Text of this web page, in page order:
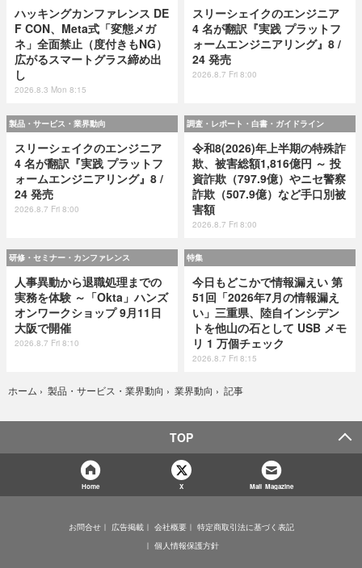
ハッキングカンファレンス DE
F CON、Meta式「変態メガ
ネ」全面禁止（度付きもNG）
広がるスマートグラス締め出
し
2026.8.3 Mon 8:15
スリーシェイクのエンジニア
4 名が翻訳『実践 プラットフ
ォームエンジニアリング』8 /
24 発売
2026.8.7 Fri 8:00
製品・サービス・業界動向
スリーシェイクのエンジニア
4 名が翻訳『実践 プラットフ
ォームエンジニアリング』8 /
24 発売
2026.8.7 Fri 8:00
調査・レポート・白書・ガイドライン
令和8(2026)年上半期の特殊詐
欺、被害総額1,816億円 ～ 投
資詐欺（797.9億）やニセ警察
詐欺（507.9億）など手口別被
害額
2026.8.7 Fri 8:00
研修・セミナー・カンファレンス
人事異動から退職処理までの
実務を体験 ～「Okta」ハンズ
オンワークショップ 9月11日
大阪で開催
2026.8.7 Fri 8:10
特集
今日もどこかで情報漏えい 第
51回「2026年7月の情報漏え
い」三重県、陸自インシデン
トを他山の石として USB メモ
リ 1 万個チェック
2026.8.7 Fri 8:15
ホーム › 製品・サービス・業界動向 › 業界動向 › 記事
TOP
Home X Mail Magazine
お問合せ 広告掲載 会社概要
特定商取引法に基づく表記
個人情報保護方針